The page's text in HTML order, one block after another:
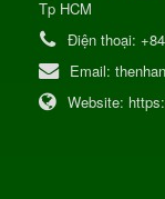
Tp HCM
Điện thoại:
Email:
Website: